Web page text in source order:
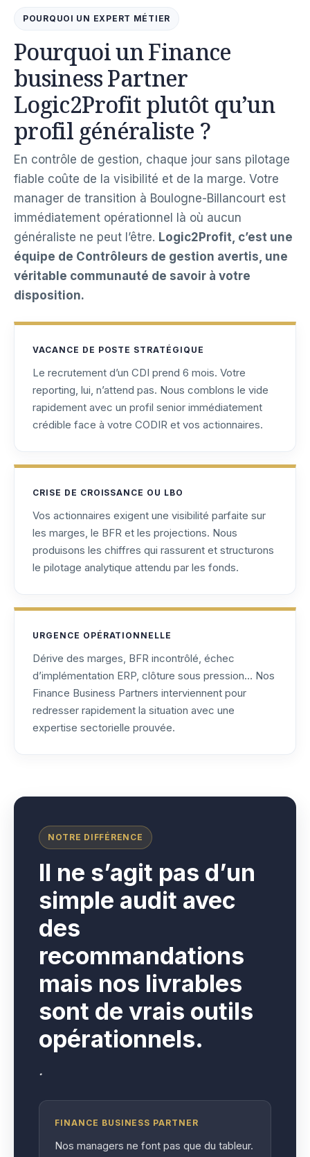
POURQUOI UN EXPERT MÉTIER
Pourquoi un Finance
business Partner
Logic2Profit plutôt qu’un
profil généraliste ?
En contrôle de gestion, chaque jour sans pilotage
fiable coûte de la visibilité et de la marge. Votre
manager de transition à Boulogne-Billancourt est
immédiatement opérationnel là où aucun
généraliste ne peut l’être. Logic2Profit, c’est une
équipe de Contrôleurs de gestion avertis, une
véritable communauté de savoir à votre
disposition.
VACANCE DE POSTE STRATÉGIQUE
Le recrutement d’un CDI prend 6 mois. Votre
reporting, lui, n’attend pas. Nous comblons le vide
rapidement avec un profil senior immédiatement
crédible face à votre CODIR et vos actionnaires.
CRISE DE CROISSANCE OU LBO
Vos actionnaires exigent une visibilité parfaite sur
les marges, le BFR et les projections. Nous
produisons les chiffres qui rassurent et structurons
le pilotage analytique attendu par les fonds.
URGENCE OPÉRATIONNELLE
Dérive des marges, BFR incontrôlé, échec
d’implémentation ERP, clôture sous pression… Nos
Finance Business Partners interviennent pour
redresser rapidement la situation avec une
expertise sectorielle prouvée.
NOTRE DIFFÉRENCE
Il ne s’agit pas d’un
simple audit avec
des
recommandations
mais nos livrables
sont de vrais outils
opérationnels.
.
FINANCE BUSINESS PARTNER
Nos managers ne font pas que du tableur.